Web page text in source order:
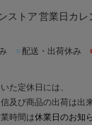
ストア 営業日カレ
配送・出荷休み
た定休日には、
及び商品の出荷は出
時間は休業日のお知